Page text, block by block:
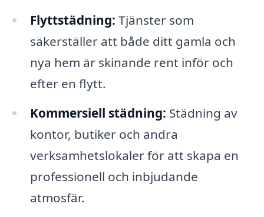
Flyttstädning: Tjänster som
säkerställer att både ditt gamla och
nya hem är skinande rent inför och
efter en flytt.
Kommersiell städning: Städning av
kontor, butiker och andra
verksamhetslokaler för att skapa en
professionell och inbjudande
atmosfär.